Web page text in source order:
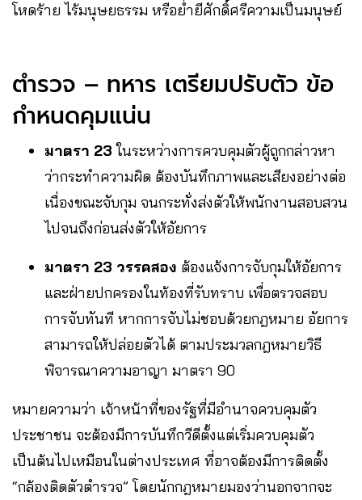
โหดร้าย ไร้มนุษยธรรม หรือย่ำยีศักดิ์ศรีความเป็นมนุษย์
ตำรวจ – ทหาร เตรียมปรับตัว ข้อ
กำหนดคุมแน่น
มาตรา 23ในระหว่างการควบคุมตัวผู้ถูกกล่าวหา
ว่ากระทำความผิด ต้องบันทึกภาพและเสียงอย่างต่อ
เนื่องขณะจับกุม จนกระทั่งส่งตัวให้พนักงานสอบสวน
ไปจนถึงก่อนส่งตัวให้อัยการ
มาตรา 23 วรรคสอง ต้องแจ้งการจับกุมให้อัยการ
และฝ่ายปกครองในท้องที่รับทราบ เพื่อตรวจสอบ
การจับทันที หากการจับไม่ชอบด้วยกฎหมาย อัยการ
สามารถให้ปล่อยตัวได้ ตามประมวลกฎหมายวิธี
พิจารณาความอาญา มาตรา 90
หมายความว่า เจ้าหน้าที่ของรัฐที่มีอำนาจควบคุมตัว
ประชาชน จะต้องมีการบันทึกวีดีตั้งแต่เริ่มควบคุมตัว
เป็นต้นไปเหมือนในต่างประเทศ ที่อาจต้องมีการติดตั้ง
“กล้องติดตัวตำรวจ” โดยนักกฎหมายมองว่านอกจากจะ